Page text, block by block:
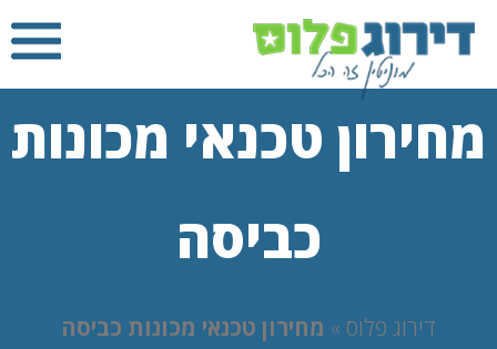
מחירון טכנאי מכונות
כביסה
דירוג פלוס » מחירון טכנאי מכונות כביסה